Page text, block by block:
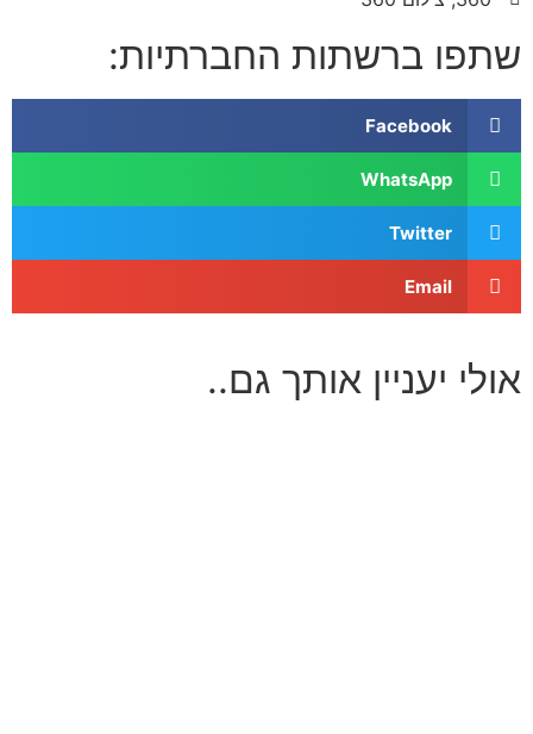
שתפו ברשתות החברתיות:
Facebook
WhatsApp
Twitter
Email
אולי יעניין אותך גם..